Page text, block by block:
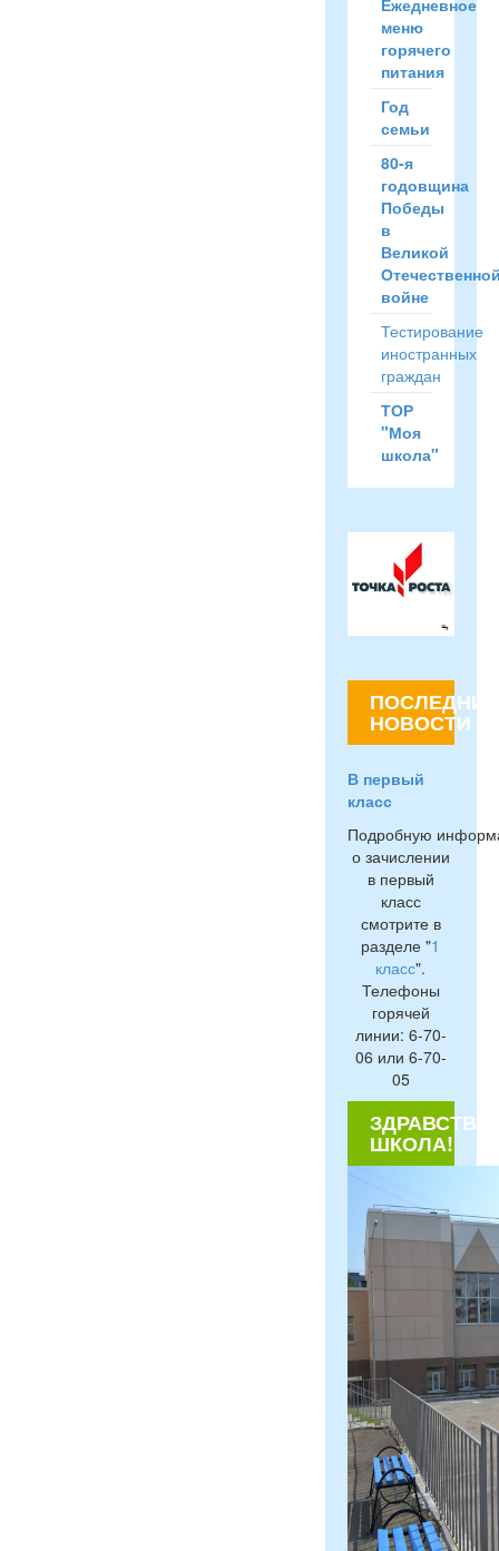
Ежедневное
меню
горячего
питания
Год
семьи
80-я
годовщина
Победы
в
Великой
войне
Тестирование
иностранных
граждан
ТОР
"Моя
школа"
ПОСЛЕДНИЕ
НОВОСТИ
В первый
класс
Подробную
о зачислении
в первый
класс
смотрите в
разделе "1
класс".
Телефоны
горячей
линии: 6-70-
06 или 6-70-
05
ШКОЛА!